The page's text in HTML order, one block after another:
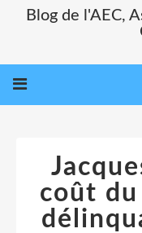
Blog de l'AEC,
coût